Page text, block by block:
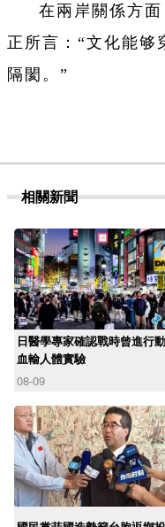
在兩岸關係方
正所言：“文化能够
隔閡。”
相關新聞
日醫學專家確認戰時曾進行
血輸人體實驗
08-09